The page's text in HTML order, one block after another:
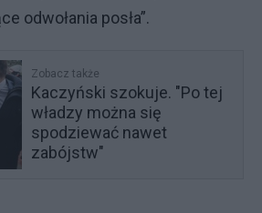
odwołania posła”.
Zobacz także
Kaczyński szokuje. "Po tej
władzy można się
spodziewać nawet
zabójstw"